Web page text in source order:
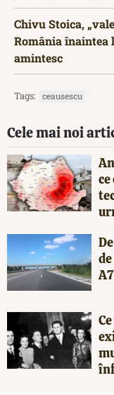
Chivu Stoica,
România înaintea
amintesc
Tags: ceausescu
Cele mai noi
ce